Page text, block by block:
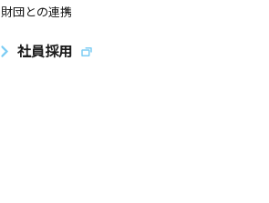
財団との連携
社員採用